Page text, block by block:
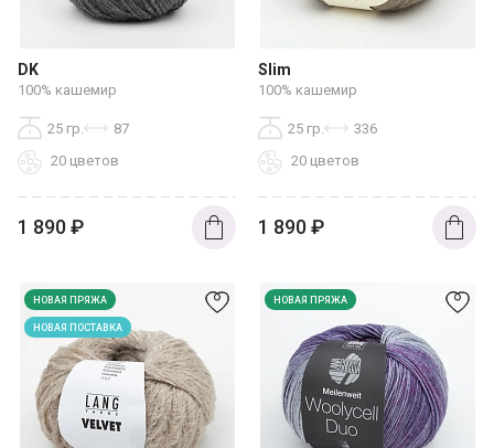
DK
100% кашемир
25 гр.
87
20 цветов
1 890₽
Slim
100% кашемир
25 гр.
336
20 цветов
1 890₽
НОВАЯ ПРЯЖА
НОВАЯ ПОСТАВКА
НОВАЯ ПРЯЖА